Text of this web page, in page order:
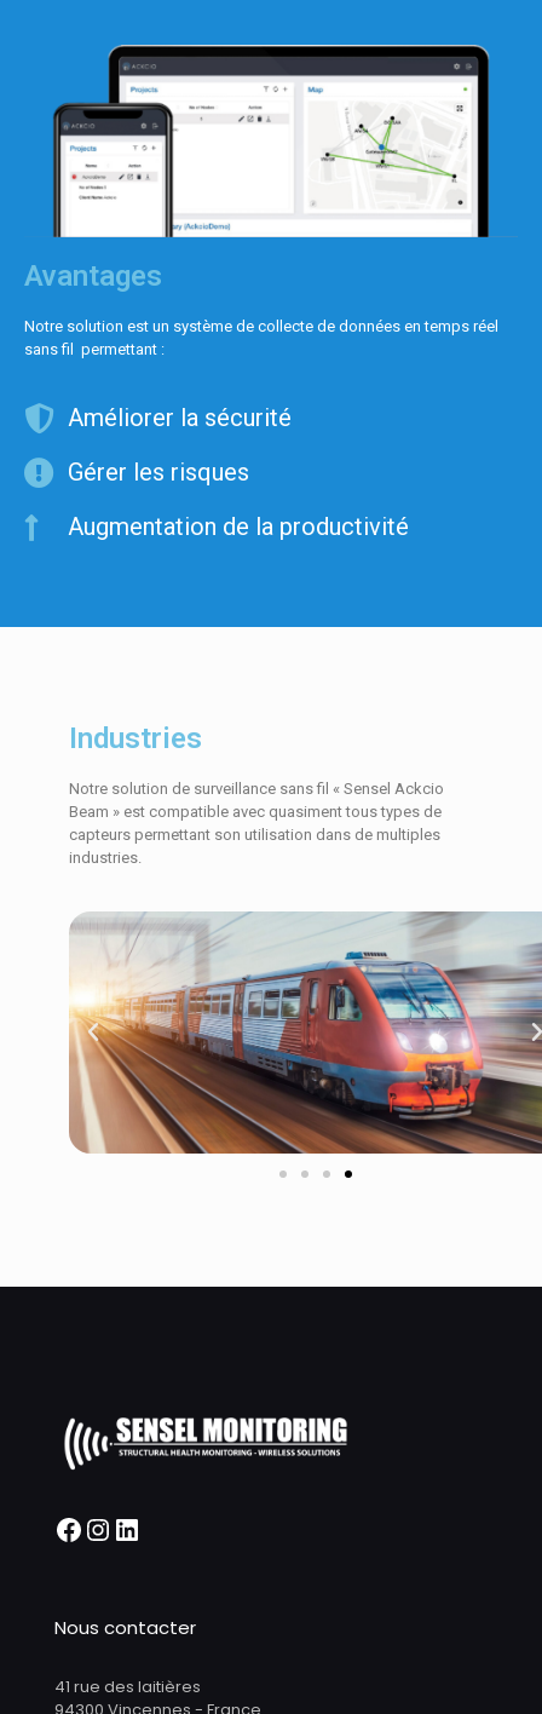
Avantages
Notre solution est un système de collecte de données en temps réel
sans fil permettant :
Améliorer la sécurité
Gérer les risques
Augmentation de la productivité
Industries
Notre solution de surveillance sans fil « Sensel Ackcio
Beam » est compatible avec quasiment tous types de
capteurs permettant son utilisation dans de multiples
industries.
Nous contacter
41 rue des laitières
94300 Vincennes - France